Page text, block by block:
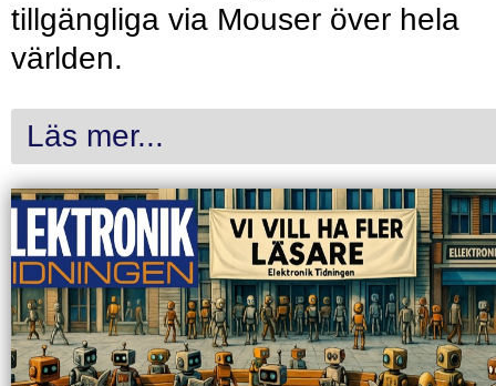
tillgängliga via Mouser över hela
världen.
Läs mer...